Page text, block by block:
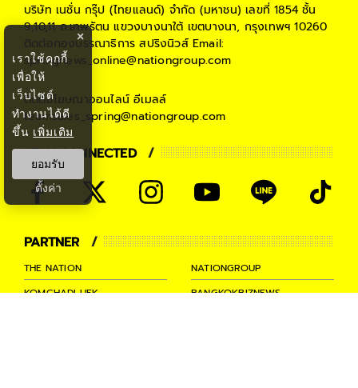
บริษัท เนชั่น กรุ๊ป (ไทยแลนด์) จำกัด (มหาชน) เลขที่ 1854 ชั้น
9,10,11 ถ.เทพรัตน แขวงบางนาใต้ เขตบางนา, กรุงเทพฯ 10260
ติดต่อกองบรรณาธิการ สปริงนิวส์Email:
springnews_online@nationgroup.com
ติดต่อโฆษณาออนไลน์ อีเมลล์
teamsales_spring@nationgroup.com
STAY CONNECTED
PARTNER
THE NATION
NATIONGROUP
KOMCHADLUEK
BANGKOKBIZNEWS
×
เราใช้คุกกี้
เพื่อให้
เว็บไซต์
ทำงานได้ดี
ขึ้น เพิ่มเติม
ยอมรับ
ตั้งค่า